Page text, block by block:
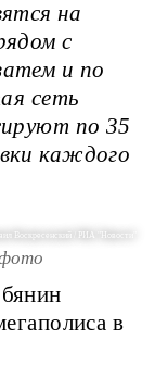
на
с
и по
сеть
по 35
каждого
Воскресенский / РИА "Новости"
в